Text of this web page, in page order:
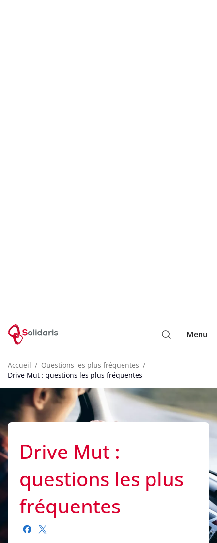
Menu
Accueil
Questions les plus fréquentes
Drive Mut : questions les plus fréquentes
Drive Mut :
questions les plus
fréquentes